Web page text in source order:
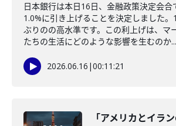
日本銀行は本日16日、金融政策決定会合
1.0%に引き上げることを決定しました
ぶりのの高水準です。この利上げは、マ
たちの生活にどのような影響を生むのか...
2026.06.16 |00:11:21
「アメリカとイラ